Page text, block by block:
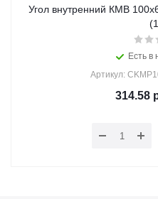
Угол внутренний КМВ
Есть в
Артикул:
314.58